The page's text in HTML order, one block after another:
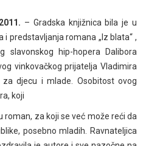
– Gradska knjižnica bila je u
predstavljanja romana „Iz blata“ ,
slavonskog hip-hopera Dalibora
vinkovačkog prijatelja Vladimira
za djecu i mlade. Osobitost ovog
koji
roman, za koji se već može reći da
posebno mladih. Ravnateljica